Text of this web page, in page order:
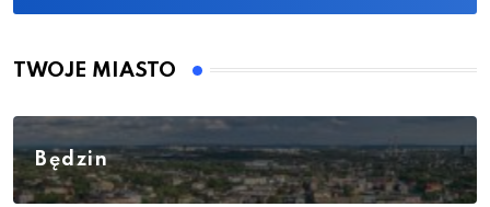
TWOJE MIASTO
Będzin